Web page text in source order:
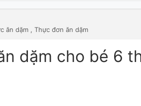
ăn dặm , Thực đơn ăn dặm
dặm cho bé 6